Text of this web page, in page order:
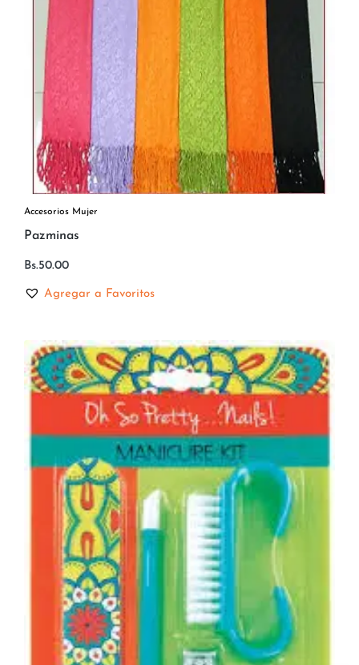
Accesorios Mujer
Pazminas
Bs.50.00
Agregar a Favoritos